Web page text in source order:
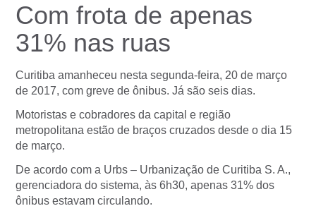
Com frota de apenas
31% nas ruas
Curitiba amanheceu nesta segunda-feira, 20 de março
de 2017, com greve de ônibus. Já são seis dias.
Motoristas e cobradores da capital e região
metropolitana estão de braços cruzados desde o dia 15
de março.
De acordo com a Urbs – Urbanização de Curitiba S. A.,
gerenciadora do sistema, às 6h30, apenas 31% dos
ônibus estavam circulando.